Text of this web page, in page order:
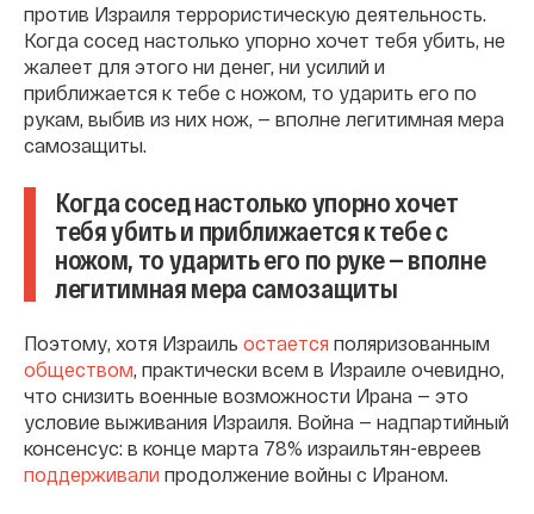
против Израиля террористическую деятельность.
Когда сосед настолько упорно хочет тебя убить, не
жалеет для этого ни денег, ни усилий и
приближается к тебе с ножом, то ударить его по
рукам, выбив из них нож, — вполне легитимная мера
самозащиты.
Когда сосед настолько упорно хочет
тебя убить и приближается к тебе с
ножом, то ударить его по руке — вполне
легитимная мера самозащиты
Поэтому, хотя Израиль остается поляризованным
обществом, практически всем в Израиле очевидно,
что снизить военные возможности Ирана — это
условие выживания Израиля. Война — надпартийный
консенсус: в конце марта 78% израильтян-евреев
поддерживали продолжение войны с Ираном.